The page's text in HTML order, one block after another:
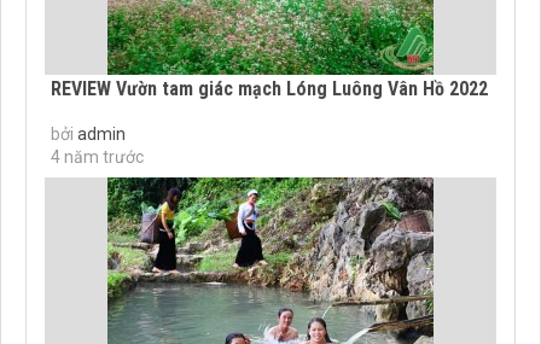
REVIEW Vườn tam giác mạch Lóng Luông Vân Hồ 2022
bởi admin
4 năm trước